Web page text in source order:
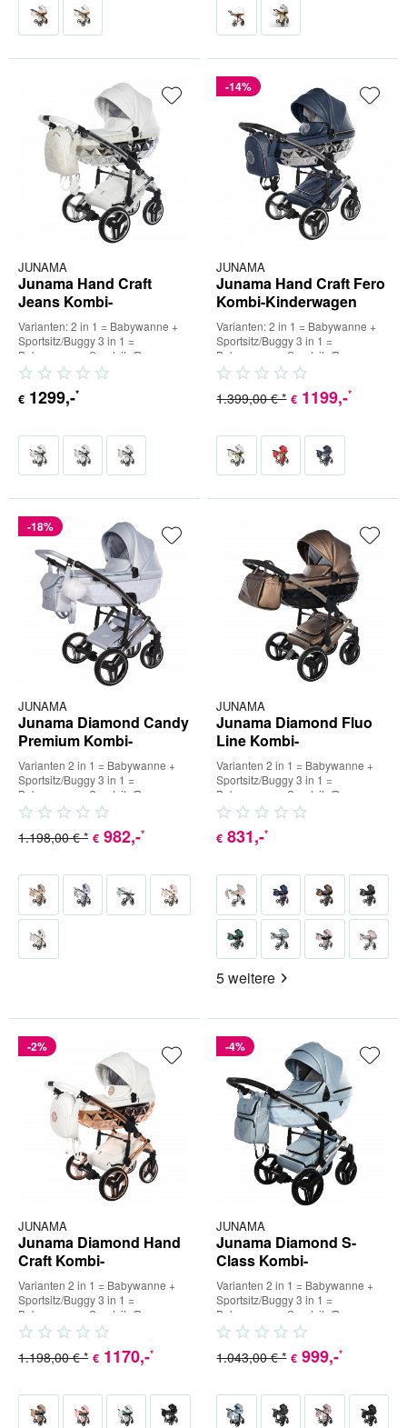
JUNAMA
Junama Hand Craft
Jeans Kombi-
Kinderwagen
Varianten: 2 in 1 = Babywanne +
Sportsitz/Buggy 3 in 1 =
Babywanne + Sportsitz/Buggy +
Babyschale (inkl. Adapter) 4...
€ 1299,-*
-14%
JUNAMA
Junama Hand Craft Fero
Kombi-Kinderwagen
Varianten: 2 in 1 = Babywanne +
Sportsitz/Buggy 3 in 1 =
Babywanne + Sportsitz/Buggy +
Babyschale (inkl. Adapter) 4...
€ 1199,-*
1.399,00 € *
-18%
JUNAMA
Junama Diamond Candy
Premium Kombi-
Kinderwagen
Varianten 2 in 1 = Babywanne +
Sportsitz/Buggy 3 in 1 =
Babywanne + Sportsitz/Buggy +
Babyschale (inkl. Adapter) 4 in...
€ 982,-*
1.198,00 € *
JUNAMA
Junama Diamond Fluo
Line Kombi-
Kinderwagen
Varianten 2 in 1 = Babywanne +
Sportsitz/Buggy 3 in 1 =
Babywanne + Sportsitz/Buggy +
Babyschale (inkl. Adapter) 4 in...
€ 831,-*
5 weitere
-2%
JUNAMA
Junama Diamond Hand
Craft Kombi-
Kinderwagen
Varianten 2 in 1 = Babywanne +
Sportsitz/Buggy 3 in 1 =
Babywanne + Sportsitz/Buggy +
Babyschale (inkl. Adapter) 4 in...
€ 1170,-*
1.198,00 € *
-4%
JUNAMA
Junama Diamond S-
Class Kombi-
Kinderwagen
Varianten 2 in 1 = Babywanne +
Sportsitz/Buggy 3 in 1 =
Babywanne + Sportsitz/Buggy +
Babyschale (inkl. Adapter) 4 in...
€ 999,-*
1.043,00 € *